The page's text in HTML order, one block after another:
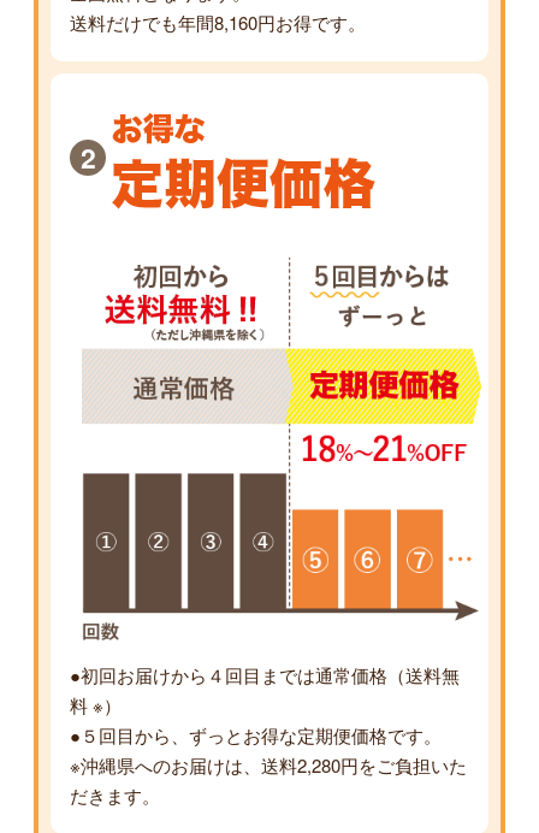
送料だけでも年間8,160円お得です。
2
●初回お届けから４回目までは通常価格（送料無
料 ※）
●５回目から、ずっとお得な定期便価格です。
※沖縄県へのお届けは、送料2,280円をご負担いた
だきます。